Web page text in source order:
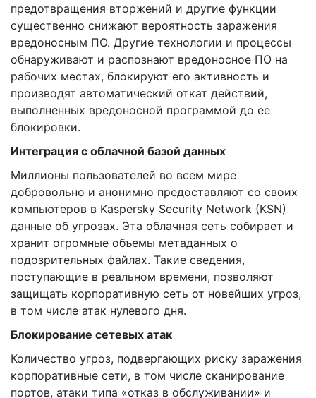
предотвращения вторжений и другие функции
существенно снижают вероятность заражения
вредоносным ПО. Другие технологии и процессы
обнаруживают и распознают вредоносное ПО на
рабочих местах, блокируют его активность и
производят автоматический откат действий,
выполненных вредоносной программой до ее
блокировки.
Интеграция с облачной базой данных
Миллионы пользователей во всем мире
добровольно и анонимно предоставляют со своих
компьютеров в Kaspersky Security Network (KSN)
данные об угрозах. Эта облачная сеть собирает и
хранит огромные объемы метаданных о
подозрительных файлах. Такие сведения,
поступающие в реальном времени, позволяют
защищать корпоративную сеть от новейших угроз,
в том числе атак нулевого дня.
Блокирование сетевых атак
Количество угроз, подвергающих риску заражения
корпоративные сети, в том числе сканирование
портов, атаки типа «отказ в обслуживании» и